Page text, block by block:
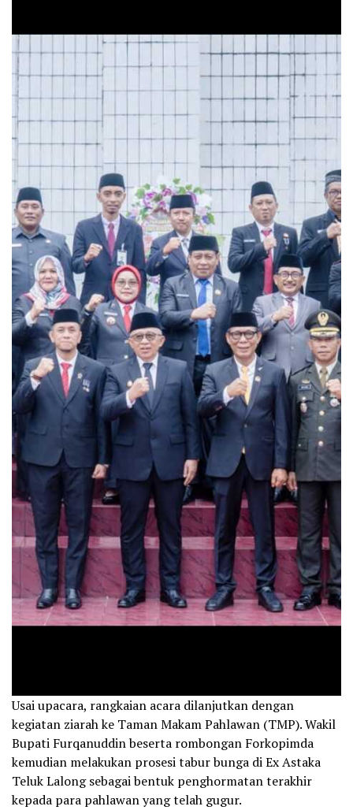
Usai upacara, rangkaian acara dilanjutkan dengan
kegiatan ziarah ke Taman Makam Pahlawan (TMP). Wakil
Bupati Furqanuddin beserta rombongan Forkopimda
kemudian melakukan prosesi tabur bunga di Ex Astaka
Teluk Lalong sebagai bentuk penghormatan terakhir
kepada para pahlawan yang telah gugur.